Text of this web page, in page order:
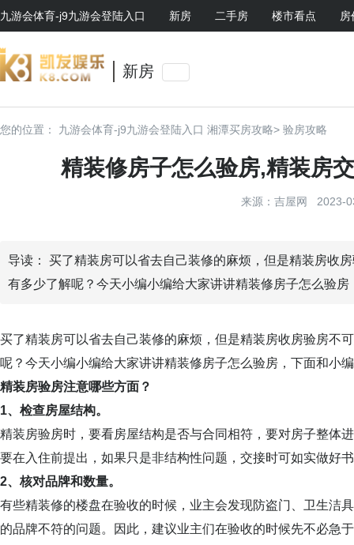
九游会体育-j9九游会登陆入口 新房 二手房 楼市看点 房
新房
您的位置： 九游会体育-j9九游会登陆入口 湘潭买房攻略> 验房攻略
精装修房子怎么验房,精装房
来源：吉屋网 2023-
导读： 买了精装房可以省去自己装修的麻烦，但是精装房收
有多少了解呢？今天小编小编给大家讲讲精装修房子怎么验
买了精装房可以省去自己装修的麻烦，但是精装房收房验房不
呢？今天小编小编给大家讲讲精装修房子怎么验房，下面和小
精装房验房注意哪些方面？
1、检查房屋结构。
精装房验房时，要看房屋结构是否与合同相符，要对房子整体
要在入住前提出，如果只是非结构性问题，交接时可如实做好
2、核对品牌和数量。
有些精装修的楼盘在验收的时候，业主会发现防盗门、卫生洁
的品牌不符的问题。因此，建议业主们在验收的时候先不必急